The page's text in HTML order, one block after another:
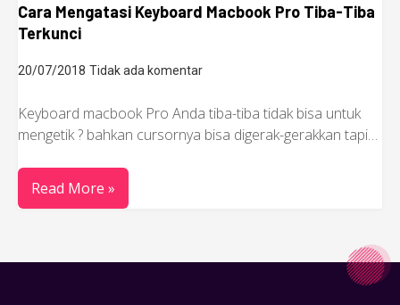
Cara Mengatasi Keyboard Macbook Pro Tiba-Tiba
Terkunci
20/07/2018 Tidak ada komentar
Keyboard macbook Pro Anda tiba-tiba tidak bisa untuk
mengetik ? bahkan cursornya bisa digerak-gerakkan tapi…
Read More »